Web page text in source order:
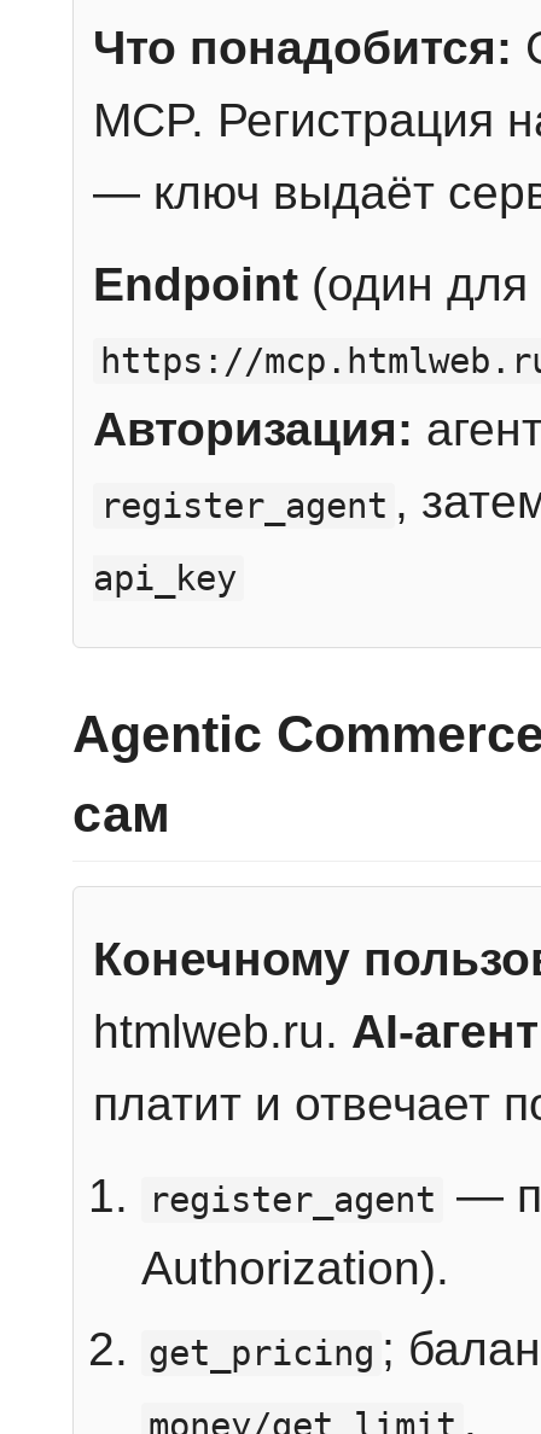
Что понадобится:
MCP. Регистрация
— ключ выдаёт
Endpoint (один для
https://
Авторизация:
register_agent ,
api_key
Agentic
сам
Конечному
htmlweb.ru. AI-агент
платит и отвечает
register_agent —
Authorization).
get_pricing ;
.